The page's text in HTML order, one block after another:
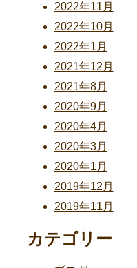
2022年11月
2022年10月
2022年1月
2021年12月
2021年8月
2020年9月
2020年4月
2020年3月
2020年1月
2019年12月
2019年11月
カテゴリー